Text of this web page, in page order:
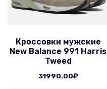
Кроссовки мужские
New Balance 991 Harris
Tweed
31990.00₽